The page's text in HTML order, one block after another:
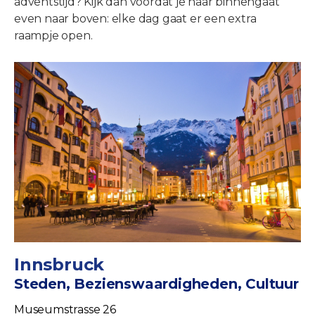
even naar boven: elke dag gaat er een extra
raampje open.
Innsbruck
Steden, Bezienswaardigheden, Cultuur
Museumstrasse 26